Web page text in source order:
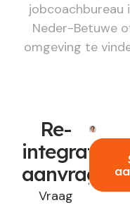
jobcoachbureau
Neder-Betuwe
omgeving te
Re-
integratie
aanvragen?
Vraag